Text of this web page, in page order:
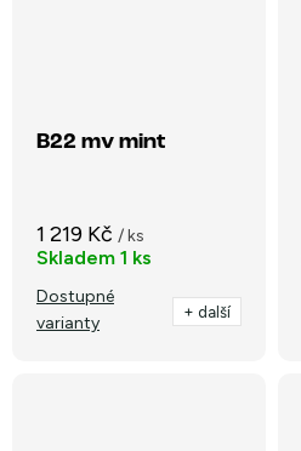
B22 mv mint
1 219 Kč / ks
Skladem 1 ks
Dostupné
varianty
+ další